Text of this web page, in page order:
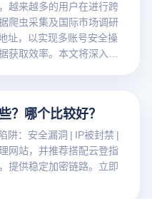
越来越多的用户在进行跨
爬虫采集及国际市场调研
址，以实现多账号安全操
获取效率。本文将深入解
？哪个比较好？
阱：安全漏洞 | IP被封禁 |
网站，并推荐搭配云登指
提供稳定加密链路。立即